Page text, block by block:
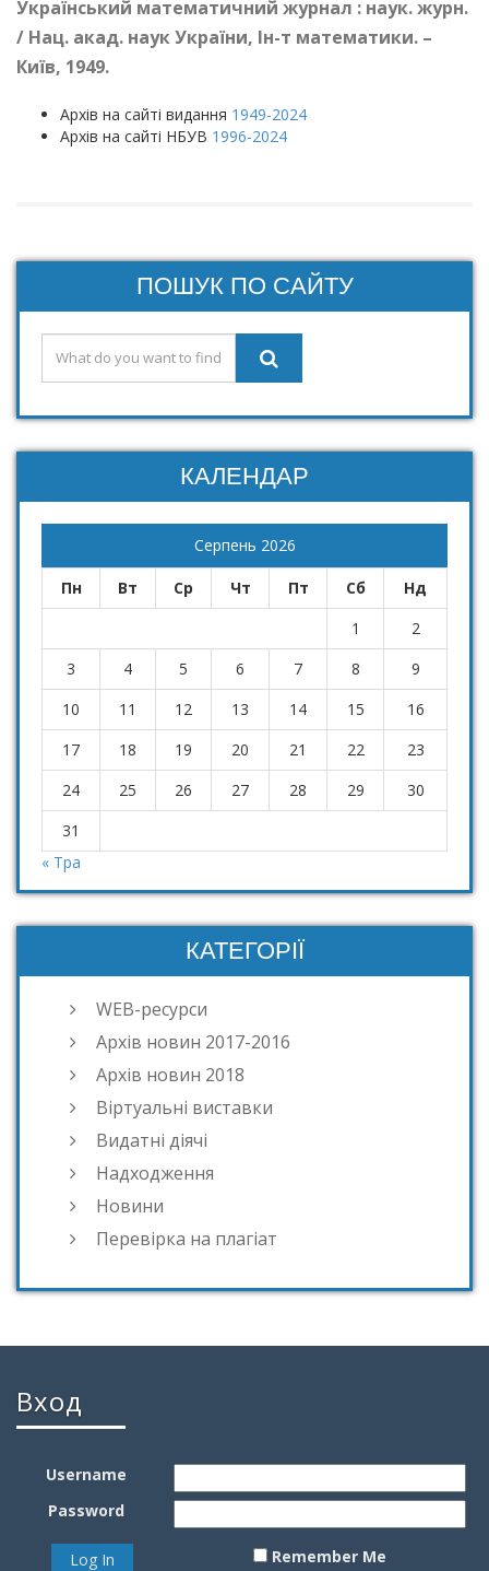
Український математичний журнал : наук. журн.
/ Нац. акад. наук України, Ін-т математики. –
Київ, 1949.
Архів на сайті видання 1949-2024
Архів на сайті НБУВ 1996-2024
ПОШУК ПО САЙТУ
КАЛЕНДАР
Серпень 2026
Пн Вт Ср Чт Пт Сб
Нд
1
2
3
4 5 6 7 8
9
10
11 12 13 14 15
16
17
18 19 20 21 22
23
24
25 26 27 28 29
30
31
« Тра
КАТЕГОРІЇ
WEB-ресурси
Архів новин 2017-2016
Архів новин 2018
Віртуальні виставки
Видатні діячі
Надходження
Новини
Перевірка на плагіат
Вход
Username
Password
Remember Me